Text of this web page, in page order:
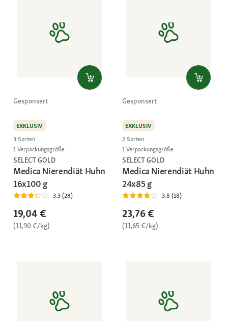
Gesponsert
EXKLUSIV
3 Sorten
1 Verpackungsgröße
SELECT GOLD
Medica Nierendiät Huhn
16x100 g
3.3 (28)
19,04 €
(11,90 €/kg)
Gesponsert
EXKLUSIV
2 Sorten
1 Verpackungsgröße
SELECT GOLD
Medica Nierendiät Huhn
24x85 g
3.8 (18)
23,76 €
(11,65 €/kg)